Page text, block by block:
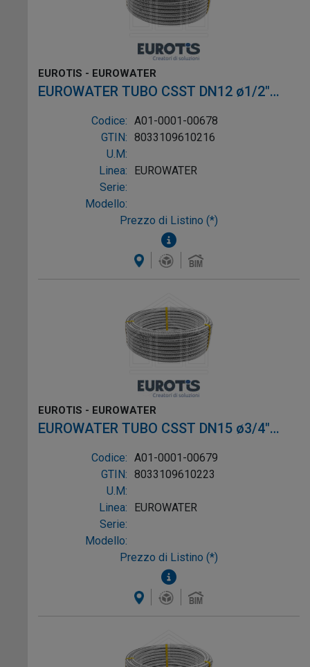
EUROTIS - EUROWATER
EUROWATER TUBO CSST DN12 ø1/2"
L.50m AISI316L W-1P
Codice: A01-0001-00678
GTIN: 8033109610216
U.M:
Linea:
EUROWATER
Serie:
Modello:
Prezzo di Listino (*)
EUROTIS - EUROWATER
EUROWATER TUBO CSST DN15 ø3/4"
L.5m AISI316L W-1P
Codice: A01-0001-00679
GTIN: 8033109610223
U.M:
Linea:
EUROWATER
Serie:
Modello:
Prezzo di Listino (*)